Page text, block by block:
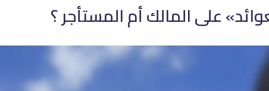
على المالك أم المستأجر ؟